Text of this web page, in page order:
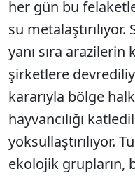
her gün bu
su metalaştırılıyor.
yanı sıra arazilerin
şirketlere
kararıyla bölge
hayvancılığı
yoksullaştırılıyor.
ekolojik grupların,